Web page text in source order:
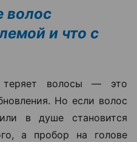
волос
и что с
волосы — это
Но если волос
в душе становится
а пробор на голове